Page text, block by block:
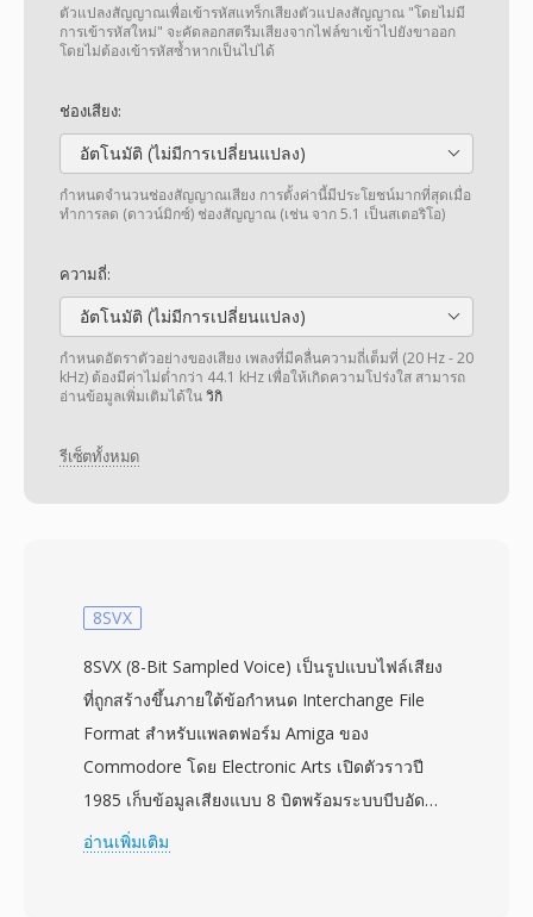
ตัวแปลงสัญญาณเพื่อเข้ารหัสแทร็กเสียงตัวแปลงสัญญาณ "โดยไม่มี
การเข้ารหัสใหม่" จะคัดลอกสตรีมเสียงจากไฟล์ขาเข้าไปยังขาออก
โดยไม่ต้องเข้ารหัสซ้ำหากเป็นไปได้
ช่องเสียง:
อัตโนมัติ (ไม่มีการเปลี่ยนแปลง)
กำหนดจำนวนช่องสัญญาณเสียง การตั้งค่านี้มีประโยชน์มากที่สุดเมื่อ
ทำการลด (ดาวน์มิกซ์) ช่องสัญญาณ (เช่น จาก 5.1 เป็นสเตอริโอ)
ความถี่:
อัตโนมัติ (ไม่มีการเปลี่ยนแปลง)
กำหนดอัตราตัวอย่างของเสียง เพลงที่มีคลื่นความถี่เต็มที่ (20 Hz - 20
kHz) ต้องมีค่าไม่ต่ำกว่า 44.1 kHz เพื่อให้เกิดความโปร่งใส สามารถ
อ่านข้อมูลเพิ่มเติมได้ในวิกิ
รีเซ็ตทั้งหมด
8SVX
8SVX (8-Bit Sampled Voice) เป็นรูปแบบไฟล์เสียง
ที่ถูกสร้างขึ้นภายใต้ข้อกำหนด Interchange File
Format สำหรับแพลตฟอร์ม Amiga ของ
Commodore โดย Electronic Arts เปิดตัวราวปี
1985 เก็บข้อมูลเสียงแบบ 8 บิตพร้อมระบบบีบอัด
Fibonacci delta ที่ช่วยลดขนาดไฟล์ รูปแบบนี้จัด
อ่านเพิ่มเติม